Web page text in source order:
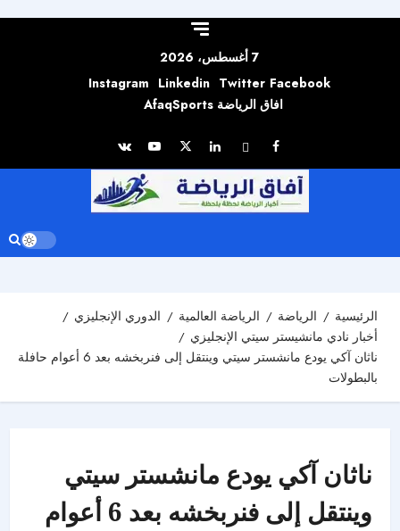
7 أغسطس، 2026
Facebook
Twitter
Linkedin
Instagram
افاق الرياضة AfaqSports
الرئيسية الرياضة الرياضة العالمية
الدوري الإنجليزي
أخبار نادي مانشيستر سيتي الإنجليزي
ناثان آكي يودع مانشستر سيتي وينتقل إلى فنربخشه بعد 6 أعوام حافلة
بالبطولات
ناثان آكي يودع مانشستر سيتي
وينتقل إلى فنربخشه بعد 6 أعوام